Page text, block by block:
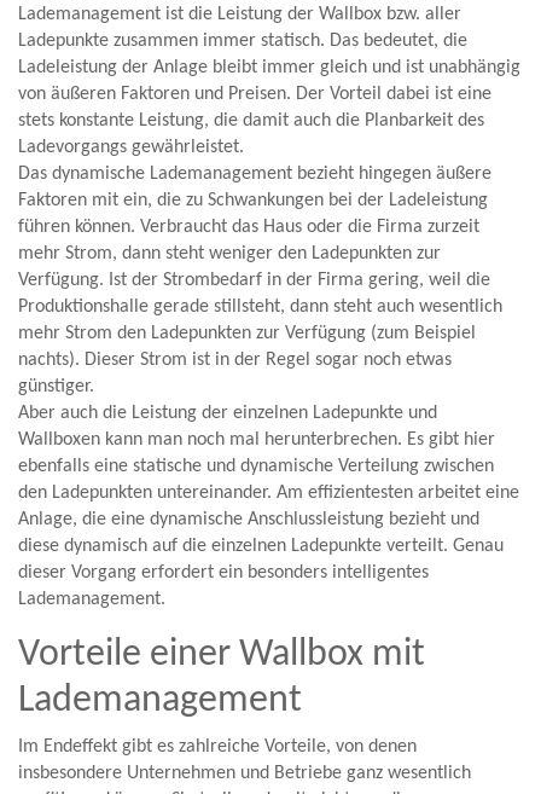
Lademanagement ist die Leistung der Wallbox bzw. aller
Ladepunkte zusammen immer statisch. Das bedeutet, die
Ladeleistung der Anlage bleibt immer gleich und ist unabhängig
von äußeren Faktoren und Preisen. Der Vorteil dabei ist eine
stets konstante Leistung, die damit auch die Planbarkeit des
Ladevorgangs gewährleistet.
Das dynamische Lademanagement bezieht hingegen äußere
Faktoren mit ein, die zu Schwankungen bei der Ladeleistung
führen können. Verbraucht das Haus oder die Firma zurzeit
mehr Strom, dann steht weniger den Ladepunkten zur
Verfügung. Ist der Strombedarf in der Firma gering, weil die
Produktionshalle gerade stillsteht, dann steht auch wesentlich
mehr Strom den Ladepunkten zur Verfügung (zum Beispiel
nachts). Dieser Strom ist in der Regel sogar noch etwas
günstiger.
Aber auch die Leistung der einzelnen Ladepunkte und
Wallboxen kann man noch mal herunterbrechen. Es gibt hier
ebenfalls eine statische und dynamische Verteilung zwischen
den Ladepunkten untereinander. Am effizientesten arbeitet eine
Anlage, die eine dynamische Anschlussleistung bezieht und
diese dynamisch auf die einzelnen Ladepunkte verteilt. Genau
dieser Vorgang erfordert ein besonders intelligentes
Lademanagement.
Vorteile einer Wallbox mit
Lademanagement
Im Endeffekt gibt es zahlreiche Vorteile, von denen
insbesondere Unternehmen und Betriebe ganz wesentlich